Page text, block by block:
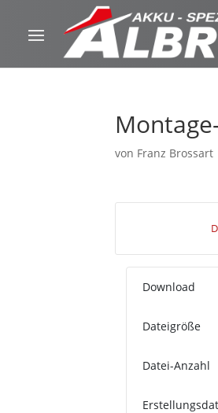
von Franz Brossart
Download
Dateigröße
Datei-Anzahl